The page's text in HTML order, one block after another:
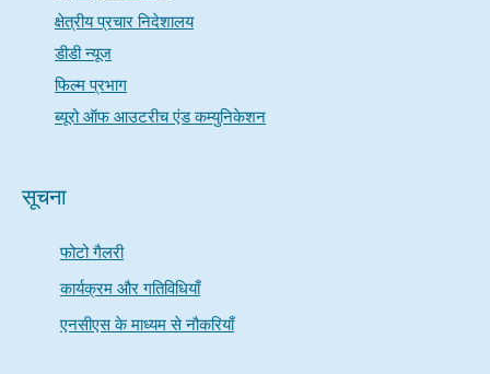
क्षेत्रीय प्रचार निदेशालय
डीडी न्यूज
फिल्म प्रभाग
ब्यूरो ऑफ आउटरीच एंड कम्युनिकेशन
सूचना
फोटो गैलरी
कार्यक्रम और गतिविधियाँ
एनसीएस के माध्यम से नौकरियाँ